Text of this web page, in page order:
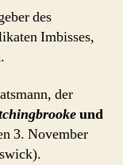
des
Imbisses,
der
und
3. November